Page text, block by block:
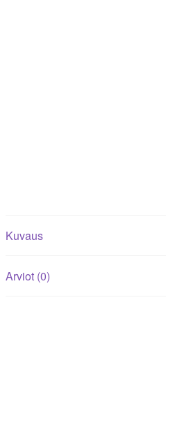
Kuvaus
Arviot (0)